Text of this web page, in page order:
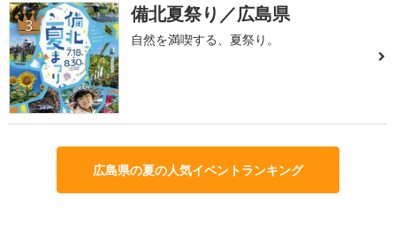
3 備北夏祭り／広島県
自然を満喫する、夏祭り。
広島県の夏の人気イベントランキング